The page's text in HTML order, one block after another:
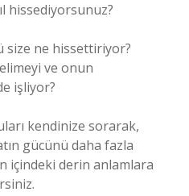
hissediyorsunuz?
ne hissettiriyor?
ve onun
işliyor?
kendinize sorarak,
gücünü daha fazla
içindeki derin anlamlara